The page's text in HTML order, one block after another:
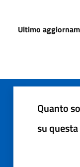
Ultimo
Quanto
su